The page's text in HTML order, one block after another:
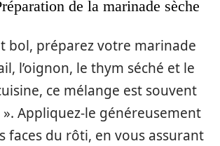
de la marinade sèche
bol, préparez votre marinade
l’oignon, le thym séché et le
ce mélange est souvent
Appliquez-le généreusement
faces du rôti, en vous assurant